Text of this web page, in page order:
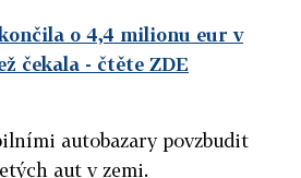
o 4,4 milionu eur v
čekala - čtěte ZDE
autobazary povzbudit
aut v zemi.